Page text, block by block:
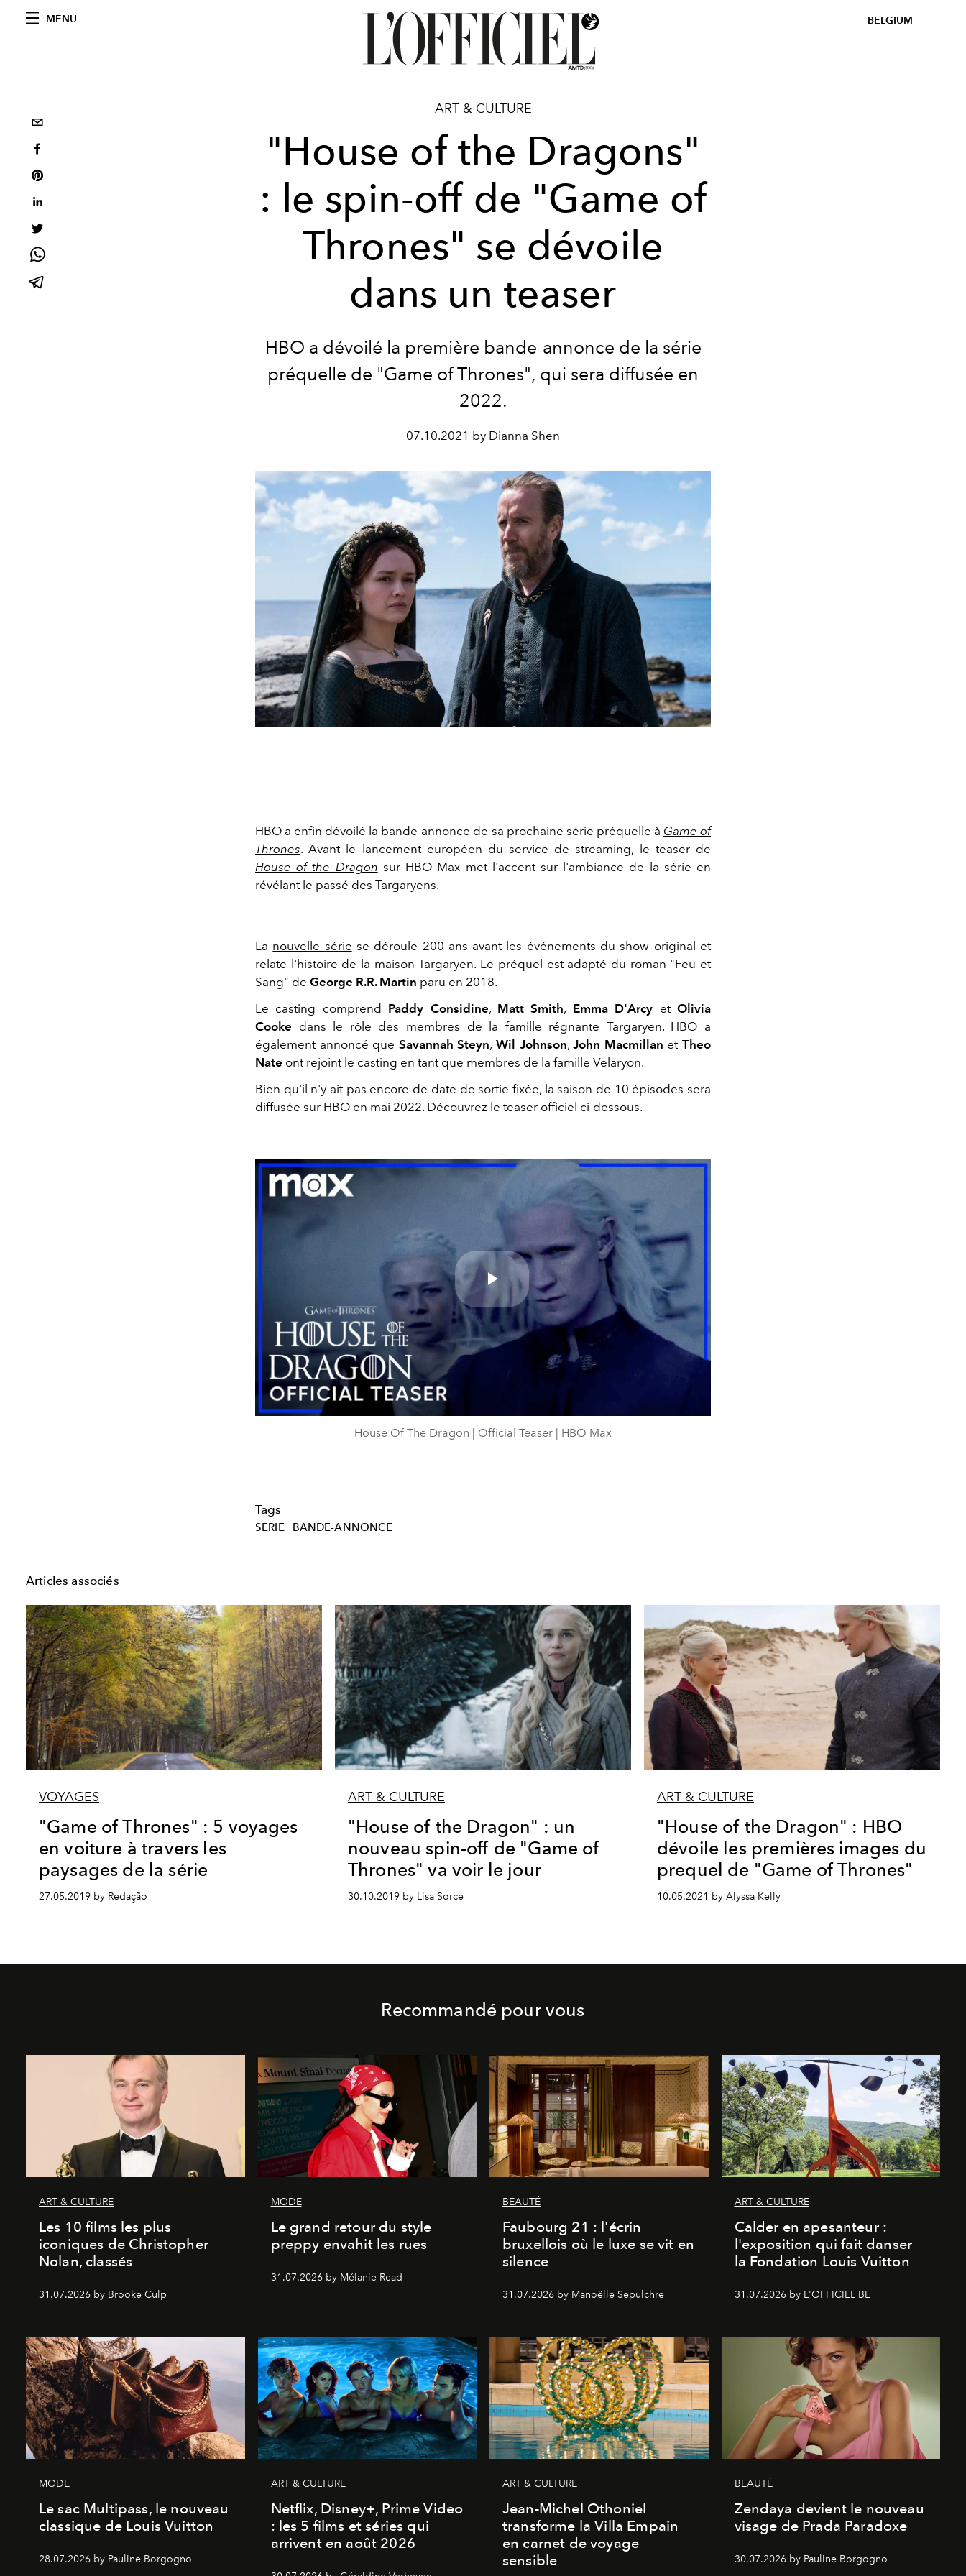
MENU BELGIUM
ART & CULTURE
"House of the Dragons"
: le spin-off de "Game of
Thrones" se dévoile
dans un teaser
HBO a dévoilé la première bande-annonce de la série
préquelle de "Game of Thrones", qui sera diffusée en
2022.
07.10.2021 by Dianna Shen
HBO a enfin dévoilé la bande-annonce de sa prochaine série préquelle à Game of
Thrones. Avant le lancement européen du service de streaming, le teaser de
House of the Dragon sur HBO Max met l'accent sur l'ambiance de la série en
révélant le passé des Targaryens.
La nouvelle série se déroule 200 ans avant les événements du show original et
relate l'histoire de la maison Targaryen. Le préquel est adapté du roman "Feu et
Sang" de George R.R. Martin paru en 2018.
Le casting comprend Paddy Considine, Matt Smith, Emma D'Arcy etOlivia
Cooke dans le rôle des membres de la famille régnante Targaryen. HBO a
également annoncé que Savannah Steyn,Wil Johnson,John Macmillan etTheo
Nate ont rejoint le casting en tant que membres de la famille Velaryon.
Bien qu'il n'y ait pas encore de date de sortie fixée, la saison de 10 épisodes sera
diffusée sur HBO en mai 2022. Découvrez le teaser officiel ci-dessous.
Play
Video
House Of The Dragon | Official Teaser | HBO Max
Tags
SERIE BANDE-ANNONCE
Articles associés
VOYAGES
"Game of Thrones" : 5 voyages
en voiture à travers les
paysages de la série
27.05.2019 by Redação
ART & CULTURE
"House of the Dragon" : un
nouveau spin-off de "Game of
Thrones" va voir le jour
30.10.2019 by Lisa Sorce
ART & CULTURE
"House of the Dragon" : HBO
dévoile les premières images du
prequel de "Game of Thrones"
10.05.2021 by Alyssa Kelly
Recommandé pour vous
ART & CULTURE
Les 10 films les plus
iconiques de Christopher
Nolan, classés
31.07.2026 by Brooke Culp
MODE
Le grand retour du style
preppy envahit les rues
31.07.2026 by Mélanie Read
BEAUTÉ
Faubourg 21 : l'écrin
bruxellois où le luxe se vit en
silence
31.07.2026 by Manoëlle Sepulchre
ART & CULTURE
Calder en apesanteur :
l'exposition qui fait danser
la Fondation Louis Vuitton
31.07.2026 by L'OFFICIEL BE
MODE
Le sac Multipass, le nouveau
classique de Louis Vuitton
28.07.2026 by Pauline Borgogno
ART & CULTURE
Netflix, Disney+, Prime Video
: les 5 films et séries qui
arrivent en août 2026
ART & CULTURE
Jean-Michel Othoniel
transforme la Villa Empain
en carnet de voyage
sensible
BEAUTÉ
Zendaya devient le nouveau
visage de Prada Paradoxe
30.07.2026 by Pauline Borgogno